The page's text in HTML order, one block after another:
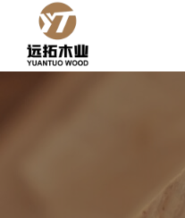
容